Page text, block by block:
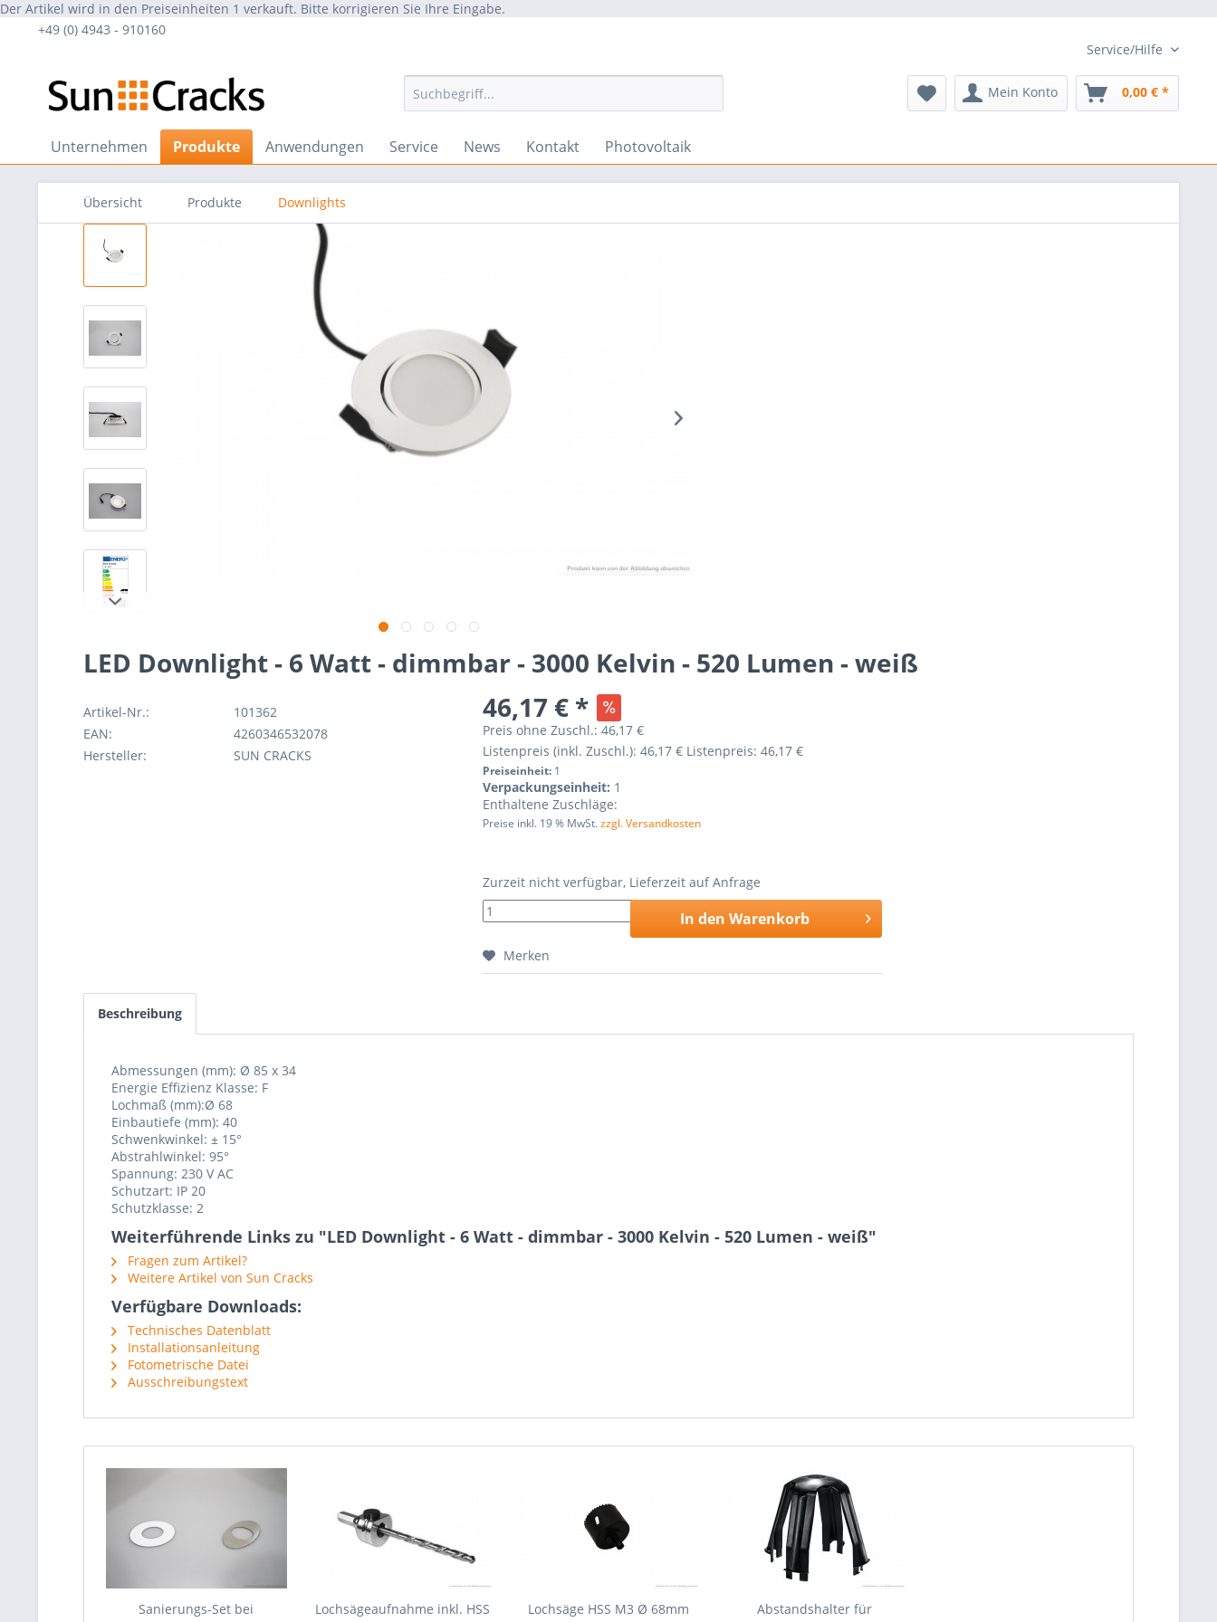
Der Artikel wird in den Preiseinheiten 1 verkauft. Bitte korrigieren Sie Ihre Eingabe.
+49 (0) 4943 - 910160
Service/Hilfe
Mein Konto 0,00 € *
Unternehmen Produkte Anwendungen Service News Kontakt Photovoltaik
Übersicht Produkte Downlights
LED Downlight - 6 Watt - dimmbar - 3000 Kelvin - 520 Lumen - weiß
Artikel-Nr.:
101362
EAN:
4260346532078
Hersteller:
SUN CRACKS
46,17 € *
Preis ohne Zuschl.: 46,17 €
Listenpreis (inkl. Zuschl.): 46,17 € Listenpreis: 46,17 €
Preiseinheit: 1
Verpackungseinheit: 1
Enthaltene Zuschläge:
Preise inkl. 19 % MwSt.zzgl. Versandkosten
Zurzeit nicht verfügbar, Lieferzeit auf Anfrage
In den Warenkorb
Merken
Beschreibung
Abmessungen (mm): Ø 85 x 34
Energie Effizienz Klasse: F
Lochmaß (mm):Ø 68
Einbautiefe (mm): 40
Schwenkwinkel: ± 15°
Abstrahlwinkel: 95°
Spannung: 230 V AC
Schutzart: IP 20
Schutzklasse: 2
Weiterführende Links zu "LED Downlight - 6 Watt - dimmbar - 3000 Kelvin - 520 Lumen - weiß"
Fragen zum Artikel?
Weitere Artikel von Sun Cracks
Verfügbare Downloads:
Technisches Datenblatt
Installationsanleitung
Fotometrische Datei
Ausschreibungstext
Sanierungs-Set bei
Lochsägeaufnahme inkl. HSS
Lochsäge HSS M3 Ø 68mm
Abstandshalter für